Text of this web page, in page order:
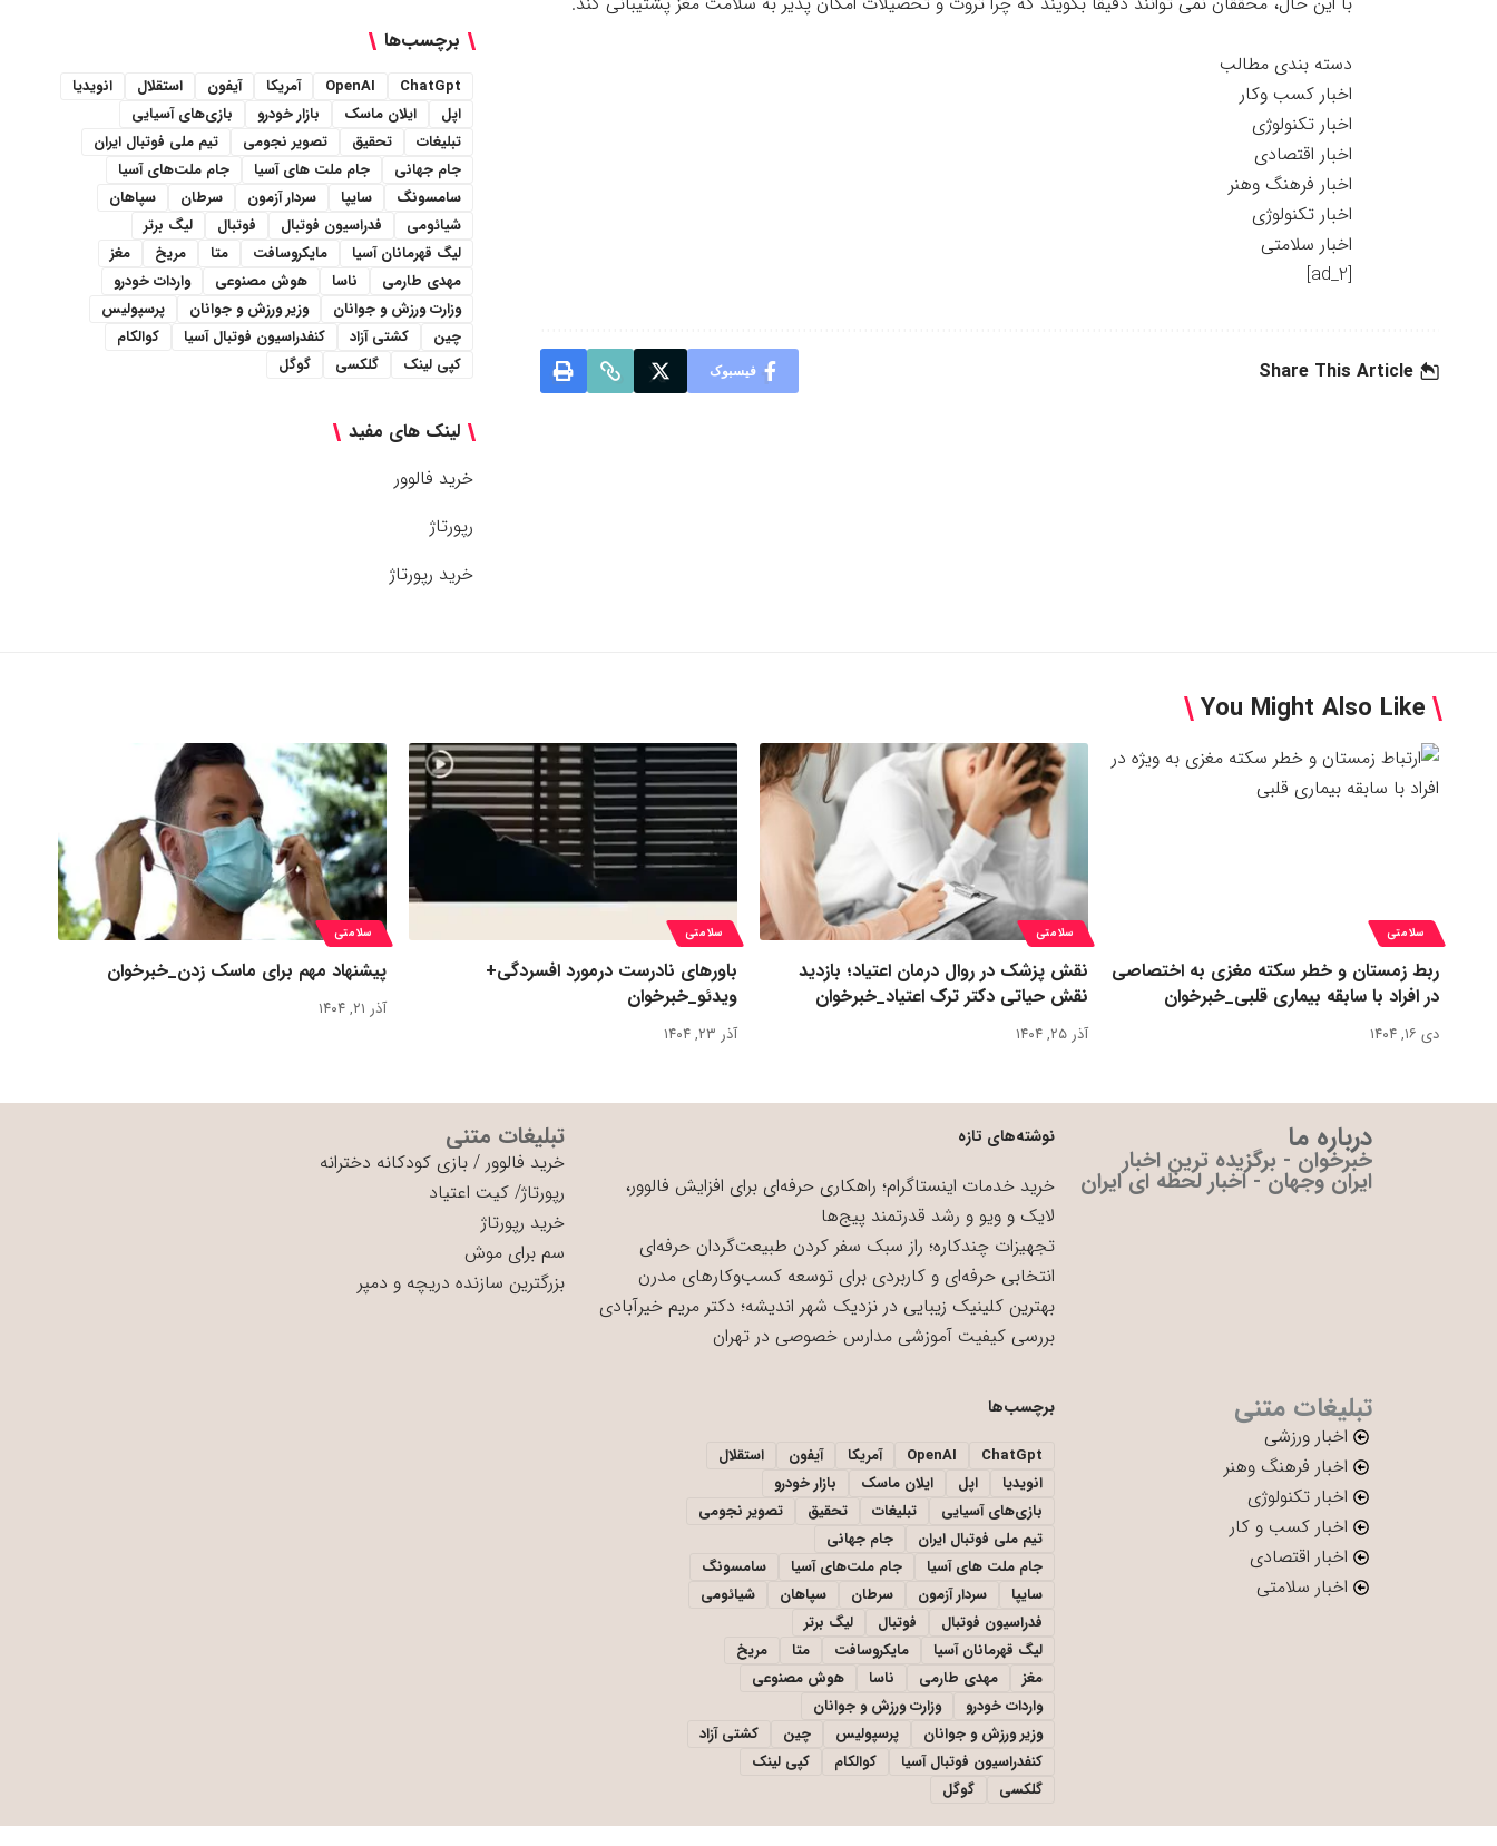
دسته بندی مطالب
اخبار کسب وکار
اخبار تکنولوژی
اخبار اقتصادی
اخبار فرهنگ وهنر
اخبار تکنولوژی
اخبار سلامتی
[ad_2]
Share This Article فیسبوک
برچسب‌ها
ChatGpt
OpenAI آمریکا آیفون استقلال
انویدیا
اپل
ایلان ماسک بازار خودرو
بازی‌های آسیایی
تبلیغات
تحقیق تصویر نجومی
تیم ملی فوتبال ایران
جام جهانی
جام ملت های آسیا
جام ملت‌های آسیا
سامسونگ
سایپا سردار آزمون سرطان
سپاهان
شیائومی
فدراسیون فوتبال فوتبال
لیگ برتر
لیگ قهرمانان آسیا
مایکروسافت متا مریخ
مغز
مهدی طارمی
ناسا هوش مصنوعی
واردات خودرو
وزارت ورزش و جوانان
وزیر ورزش و جوانان
پرسپولیس
چین
کشتی آزاد کنفدراسیون فوتبال آسیا
کوالکام
کپی لینک
گلکسی گوگل
لینک های مفید
خرید فالوور
رپورتاژ
خرید رپورتاژ
You Might Also Like
سلامتی
ربط زمستان و خطر سکته مغزی به اختصاصی
در افراد با سابقه بیماری قلبی_خبرخوان
دی ۱۶, ۱۴۰۴
سلامتی
نقش پزشک در روال درمان اعتیاد؛ بازدید
نقش حیاتی دکتر ترک اعتیاد_خبرخوان
آذر ۲۵, ۱۴۰۴
سلامتی
باورهای نادرست درمورد افسردگی+
ویدئو_خبرخوان
آذر ۲۳, ۱۴۰۴
سلامتی
پیشنهاد مهم برای ماسک زدن_خبرخوان
آذر ۲۱, ۱۴۰۴
درباره ما
خبرخوان - برگزیده ترین اخبار
ایران وجهان - اخبار لحظه ای ایران
نوشته‌های تازه
خرید خدمات اینستاگرام؛ راهکاری حرفه‌ای برای افزایش فالوور،
لایک و ویو و رشد قدرتمند پیج‌ها
تجهیزات چندکاره؛ راز سبک سفر کردن طبیعت‌گردان حرفه‌ای
انتخابی حرفه‌ای و کاربردی برای توسعه کسب‌وکارهای مدرن
بهترین کلینیک زیبایی در نزدیک شهر اندیشه؛ دکتر مریم خیرآبادی
بررسی کیفیت آموزشی مدارس خصوصی در تهران
تبلیغات متنی
خرید فالوور /بازی کودکانه دخترانه
رپورتاژ/کیت اعتیاد
خرید رپورتاژ
سم برای موش
بزرگترین سازنده دریچه و دمپر
تبلیغات متنی
اخبار ورزشی
اخبار فرهنگ وهنر
اخبار تکنولوژی
اخبار کسب و کار
اخبار اقتصادی
اخبار سلامتی
برچسب‌ها
ChatGpt
OpenAI آمریکا آیفون
استقلال
انویدیا
اپل ایلان ماسک
بازار خودرو
بازی‌های آسیایی
تبلیغات تحقیق
تصویر نجومی
تیم ملی فوتبال ایران
جام جهانی
جام ملت های آسیا
جام ملت‌های آسیا
سامسونگ
سایپا
سردار آزمون سرطان سپاهان
شیائومی
فدراسیون فوتبال
فوتبال
لیگ برتر
لیگ قهرمانان آسیا
مایکروسافت متا
مریخ
مغز
مهدی طارمی ناسا
هوش مصنوعی
واردات خودرو
وزارت ورزش و جوانان
وزیر ورزش و جوانان
پرسپولیس چین
کشتی آزاد
کنفدراسیون فوتبال آسیا
کوالکام
کپی لینک
گلکسی
گوگل